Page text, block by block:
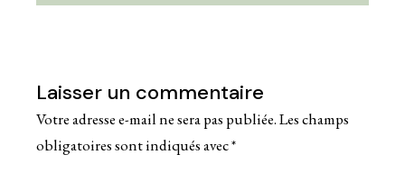
Laisser un commentaire
Votre adresse e-mail ne sera pas publiée.Les champs
obligatoires sont indiqués avec*